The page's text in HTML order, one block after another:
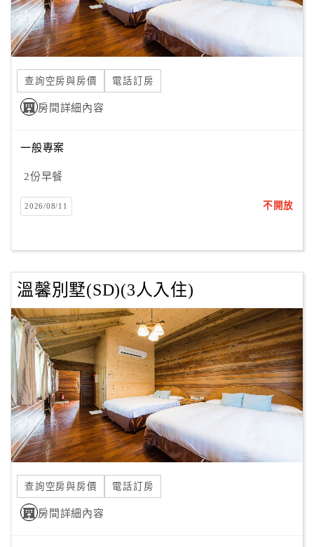
度
訂
單
管
理
員
戶
客
服
聯
單
Line
線
上
客
服
紅
利
查
另外，佔地2000多坪，佳樂水西餐廳結合墾丁海鮮及滿州當
地山產特色，提供各式自助美食餐飲。
紅番射箭區、空氣槍射擊區、益智電遊區等30餘種休閒設
施。
查詢空房與房價 電話訂房
房間詳細內容
一般專案
2份早餐
2026/08/11 不開放
溫馨別墅(SD)(3人入住)
查詢空房與房價 電話訂房
房間詳細內容